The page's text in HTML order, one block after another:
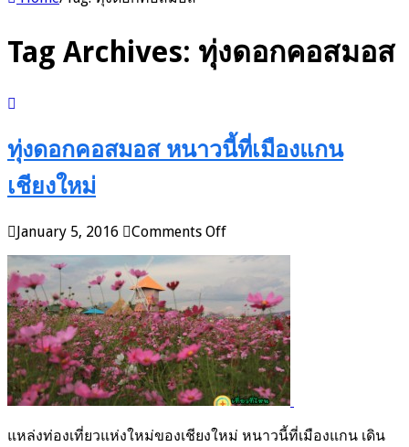
Tag Archives: ทุ่งดอกคอสมอส
ทุ่งดอกคอสมอส หนาวนี้ที่เมืองแกน
เชียงใหม่
January 5, 2016 Comments Offon
ทุ่ง
คอ
สมอส
หนาว
นี้
ที่
เมือง
แกน
แหล่งท่องเที่ยวแห่งใหม่ของเชียงใหม่ หนาวนี้ที่เมืองแกน เดิน